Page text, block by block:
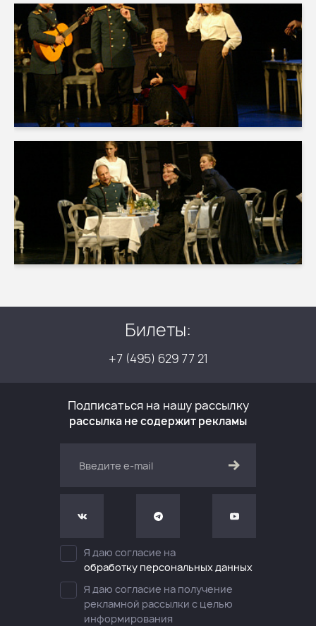
Билеты:
+7 (495) 629 77 21
Подписаться на нашу рассылку
рассылка не содержит рекламы
Я даю согласие на
обработку персональных данных
Я даю согласие на получение
рекламной рассылки с целью
информирования